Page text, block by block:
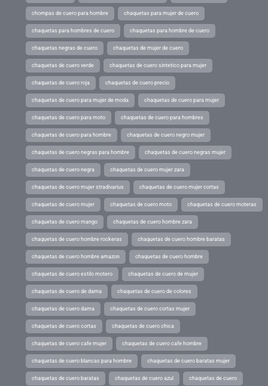
chompas de cuero para hombre chaquetas para mujer de cuero
chaquetas para hombres de cuero chaquetas para hombre de cuero
chaquetas negras de cuero chaquetas de mujer de cuero
chaquetas de cuero verde chaquetas de cuero sintetico para mujer
chaquetas de cuero roja chaquetas de cuero precio
chaquetas de cuero para mujer de moda chaquetas de cuero para mujer
chaquetas de cuero para moto chaquetas de cuero para hombres
chaquetas de cuero para hombre chaquetas de cuero negro mujer
chaquetas de cuero negras para hombre chaquetas de cuero negras mujer
chaquetas de cuero negra chaquetas de cuero mujer zara
chaquetas de cuero mujer stradivarius chaquetas de cuero mujer cortas
chaquetas de cuero mujer chaquetas de cuero moto chaquetas de cuero moteras
chaquetas de cuero mango chaquetas de cuero hombre zara
chaquetas de cuero hombre rockeras chaquetas de cuero hombre baratas
chaquetas de cuero hombre amazon chaquetas de cuero hombre
chaquetas de cuero estilo motero chaquetas de cuero de mujer
chaquetas de cuero de dama chaquetas de cuero de colores
chaquetas de cuero dama chaquetas de cuero cortas mujer
chaquetas de cuero cortas chaquetas de cuero chica
chaquetas de cuero cafe mujer chaquetas de cuero cafe hombre
chaquetas de cuero blancas para hombre chaquetas de cuero baratas mujer
chaquetas de cuero baratas chaquetas de cuero azul chaquetas de cuero